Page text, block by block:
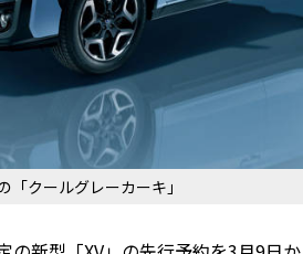
「クールグレーカーキ」